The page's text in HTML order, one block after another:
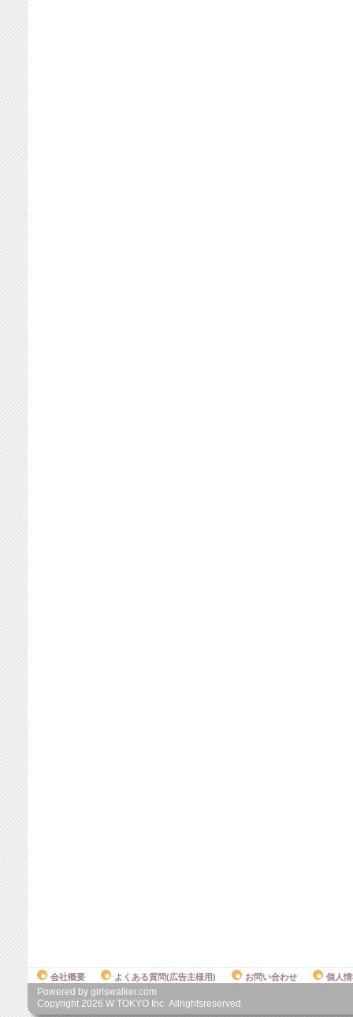
会社概要 よくある質問(広告主様用) お問い合わせ 個人
Powered by girlswalker.com
Copyright 2026 W TOKYO Inc. Allrightsreserved.